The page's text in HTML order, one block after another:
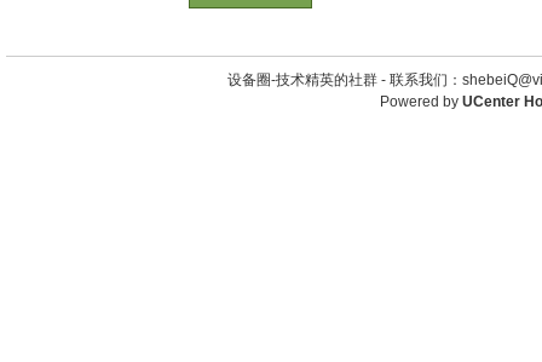
设备圈-技术精英的社群 - 联系我们：
Powered by UCenter